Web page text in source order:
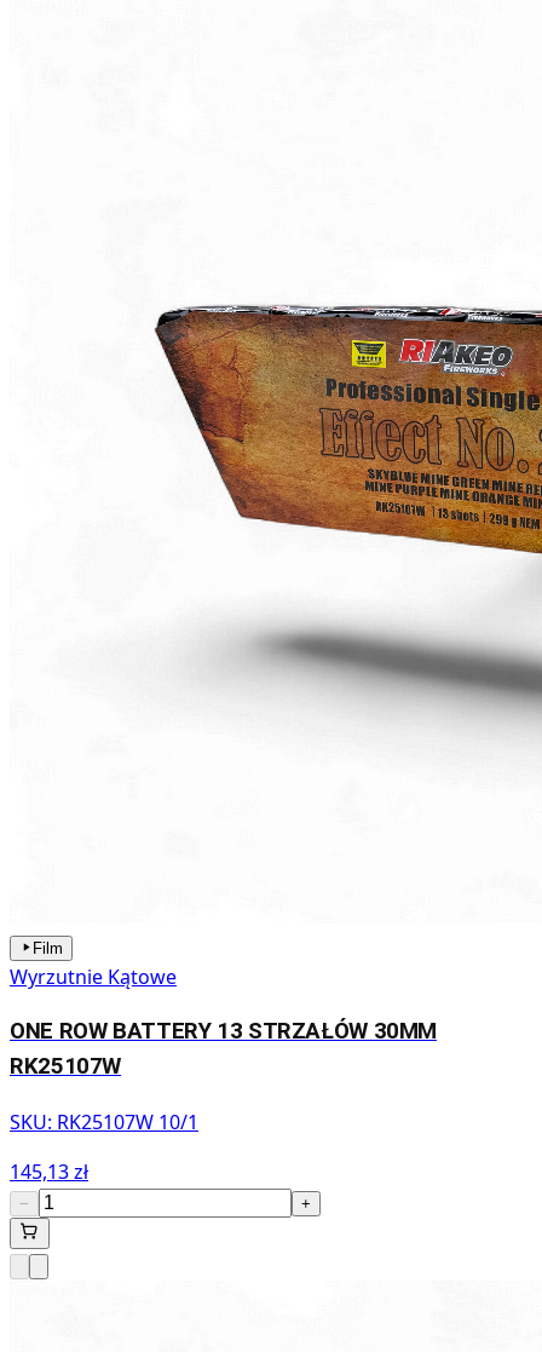
Film
Wyrzutnie Kątowe
ONE ROW BATTERY 13 STRZAŁÓW 30MM
RK25107W
SKU: RK25107W 10/1
145,13 zł
− +